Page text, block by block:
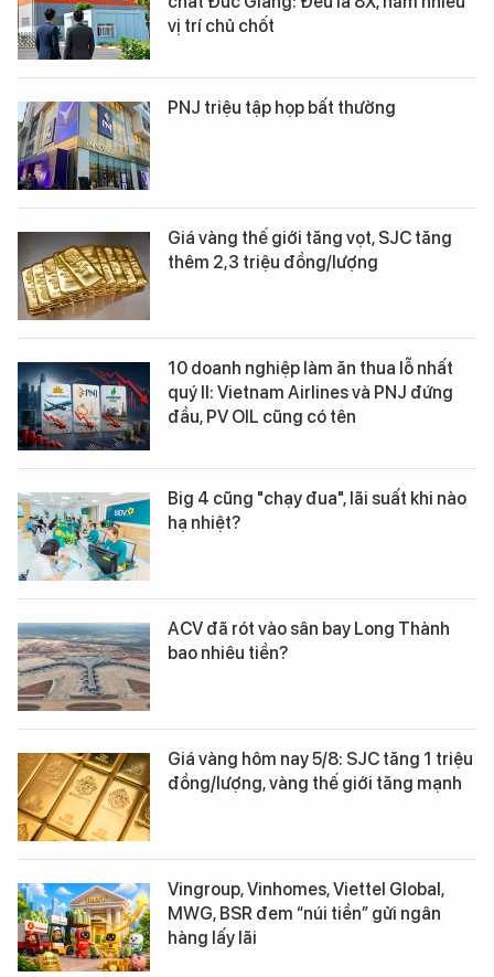
vị trí chủ chốt
PNJ triệu tập họp bất thường
Giá vàng thế giới tăng vọt, SJC tăng
thêm 2,3 triệu đồng/lượng
10 doanh nghiệp làm ăn thua lỗ nhất
quý II: Vietnam Airlines và PNJ đứng
đầu, PV OIL cũng có tên
Big 4 cũng "chạy đua", lãi suất khi nào
hạ nhiệt?
ACV đã rót vào sân bay Long Thành
bao nhiêu tiền?
Giá vàng hôm nay 5/8: SJC tăng 1 triệu
đồng/lượng, vàng thế giới tăng mạnh
Vingroup, Vinhomes, Viettel Global,
MWG, BSR đem “núi tiền” gửi ngân
hàng lấy lãi